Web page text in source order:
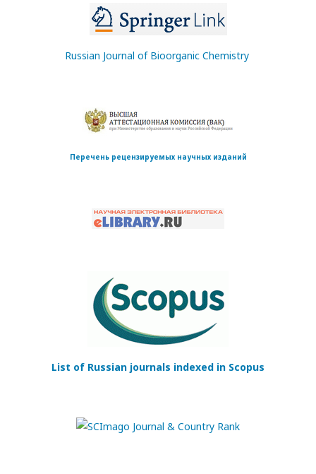
Russian Journal of Bioorganic Chemistry
Перечень рецензируемых научных изданий
List of Russian journals indexed in Scopus